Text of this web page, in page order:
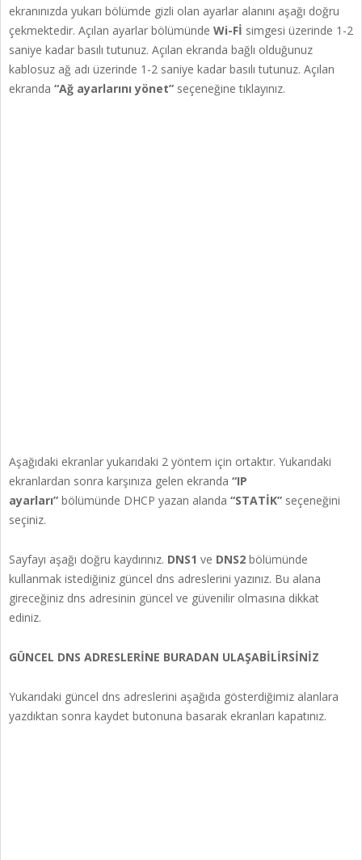
ekranınızda yukarı bölümde gizli olan ayarlar alanını aşağı doğru
çekmektedir. Açılan ayarlar bölümünde Wi-Fİ simgesi üzerinde 1-2
saniye kadar basılı tutunuz. Açılan ekranda bağlı olduğunuz
kablosuz ağ adı üzerinde 1-2 saniye kadar basılı tutunuz. Açılan
ekranda “Ağ ayarlarını yönet” seçeneğine tıklayınız.
Aşağıdaki ekranlar yukarıdaki 2 yöntem için ortaktır. Yukarıdaki
ekranlardan sonra karşınıza gelen ekranda “IP
ayarları” bölümünde DHCP yazan alanda “STATİK” seçeneğini
seçiniz.
Sayfayı aşağı doğru kaydırınız. DNS1 ve DNS2 bölümünde
kullanmak istediğiniz güncel dns adreslerini yazınız. Bu alana
gireceğiniz dns adresinin güncel ve güvenilir olmasına dikkat
ediniz.
GÜNCEL DNS ADRESLERİNE BURADAN ULAŞABİLİRSİNİZ
Yukarıdaki güncel dns adreslerini aşağıda gösterdiğimiz alanlara
yazdıktan sonra kaydet butonuna basarak ekranları kapatınız.